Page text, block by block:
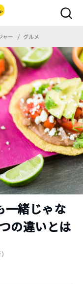
ャー グルメ
一緒じゃな
の違いとは